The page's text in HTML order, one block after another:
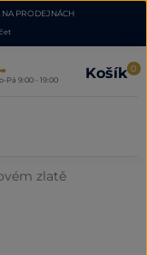
NA PRODEJNÁCH
Pá 9:00 - 19:00 Košík 0
zlatě